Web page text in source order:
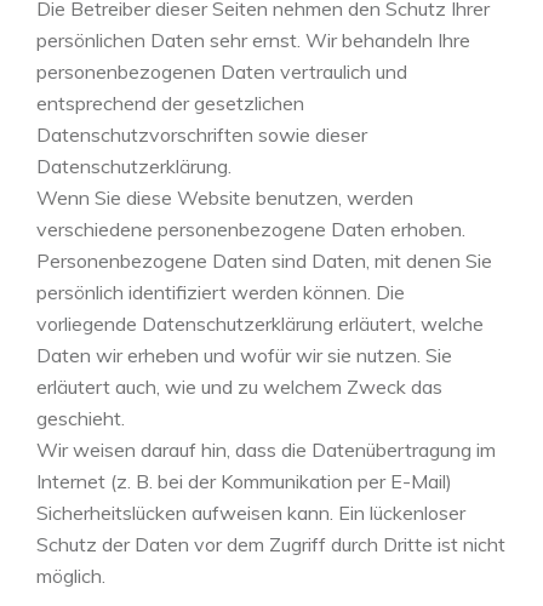
Die Betreiber dieser Seiten nehmen den Schutz Ihrer
persönlichen Daten sehr ernst. Wir behandeln Ihre
personenbezogenen Daten vertraulich und
entsprechend der gesetzlichen
Datenschutzvorschriften sowie dieser
Datenschutzerklärung.
Wenn Sie diese Website benutzen, werden
verschiedene personenbezogene Daten erhoben.
Personenbezogene Daten sind Daten, mit denen Sie
persönlich identifiziert werden können. Die
vorliegende Datenschutzerklärung erläutert, welche
Daten wir erheben und wofür wir sie nutzen. Sie
erläutert auch, wie und zu welchem Zweck das
geschieht.
Wir weisen darauf hin, dass die Datenübertragung im
Internet (z. B. bei der Kommunikation per E-Mail)
Sicherheitslücken aufweisen kann. Ein lückenloser
Schutz der Daten vor dem Zugriff durch Dritte ist nicht
möglich.